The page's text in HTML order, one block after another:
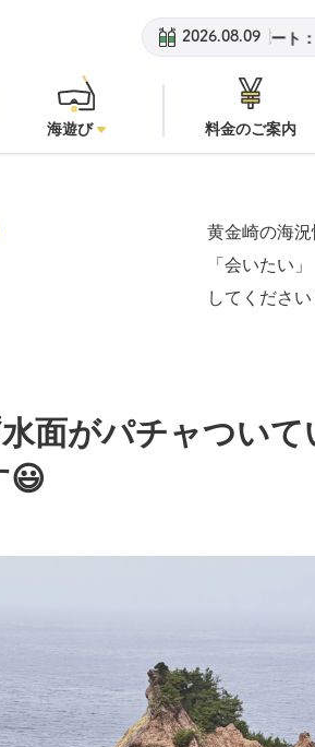
2026.08.09
安良里ボート：オープン
海遊び 料金のご案内
黄金崎の海
「会いたい
してください
面がパチャつい
😃